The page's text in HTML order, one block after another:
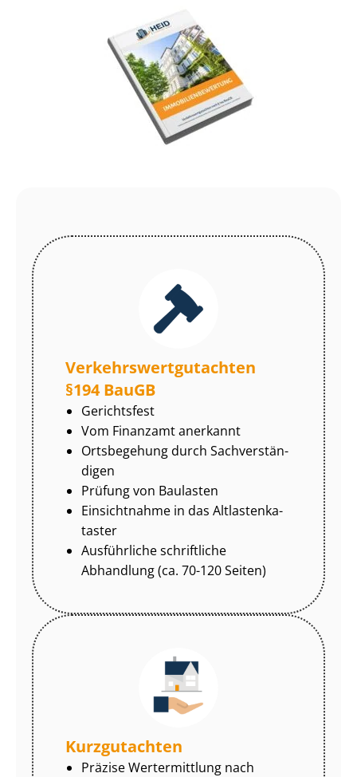
Ver­kehrs­wert­gut­ach­ten
§194 BauGB
Gerichtsfest
Vom Finanzamt anerkannt
Ortsbegehung durch Sach­ver­stän­
di­gen
Prüfung von Baulasten
Einsichtnahme in das Alt­las­ten­ka­
tas­ter
Ausführliche schriftliche
Abhandlung (ca. 70-120 Seiten)
Kurzgutachten
Präzise Wertermittlung nach